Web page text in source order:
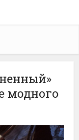
модного